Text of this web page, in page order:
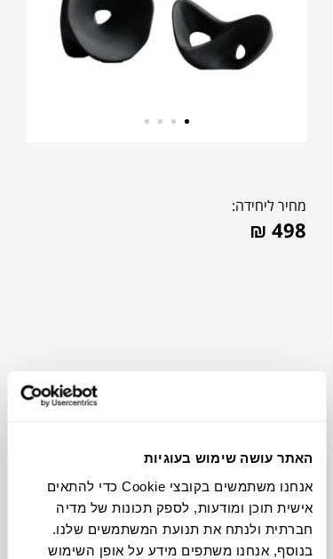
האתר עושה שימוש בעוגיות
אנחנו משתמשים בקובצי Cookie כדי להתאים
אישית תוכן ומודעות, לספק תכונות של מדיה
חברתית ולנתח את תנועת המשתמשים שלנו.
בנוסף, אנחנו משתפים מידע על אופן השימוש
מחיר ליחידה:
₪ 498